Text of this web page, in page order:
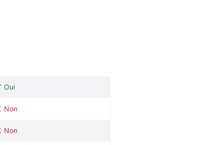
Oui
Non
Non